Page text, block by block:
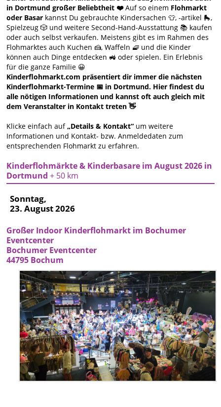
in Dortmund großer Beliebtheit ❤️Auf so einem Flohmarkt
oder Basar kannst Du gebrauchte Kindersachen 👕, -artikel 🛼,
Spielzeug 🎲 und weitere Second-Hand-Ausstattung 📚 kaufen
oder auch selbst verkaufen. Meistens gibt es im Rahmen des
Flohmarktes auch Kuchen 🍰, Waffeln 🧇 und die Kinder
können auch Dinge entdecken 🚜 oder spielen. Ein Erlebnis
für die ganze Familie 😀
Kinderflohmarkt.com präsentiert dir immer die nächsten
Kinderflohmarkt-Termine 📅 in Dortmund. Hier findest du
alle nötigen Informationen und kannst oft auch gleich mit
dem Veranstalter in Kontakt treten 👋
Klicke einfach auf„Details & Kontakt“ um weitere
Informationen und Kontakt- bzw. Anmeldedaten zum
entsprechenden Flohmarkt zu erfahren.
Kinderflohmärkte & Kinderbasare im August 2026 in
Dortmund+ 50 km
Sonntag,
23. August 2026
Großer Indoor Kinderflohmarkt im Bochumer
Eventcenter
Bochumer Eventcenter
44795 Bochum
Datum
23.08.2026
Typ
Flohmarkt
mit
Ständen